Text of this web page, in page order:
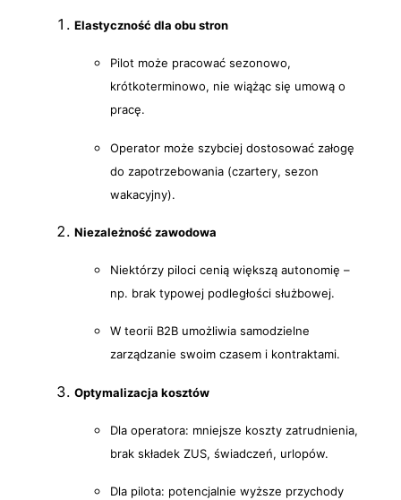
Elastyczność dla obu stron
Pilot może pracować sezonowo,
krótkoterminowo, nie wiążąc się umową o
pracę.
Operator może szybciej dostosować załogę
do zapotrzebowania (czartery, sezon
wakacyjny).
Niezależność zawodowa
Niektórzy piloci cenią większą autonomię –
np. brak typowej podległości służbowej.
W teorii B2B umożliwia samodzielne
zarządzanie swoim czasem i kontraktami.
Optymalizacja kosztów
Dla operatora: mniejsze koszty zatrudnienia,
brak składek ZUS, świadczeń, urlopów.
Dla pilota: potencjalnie wyższe przychody